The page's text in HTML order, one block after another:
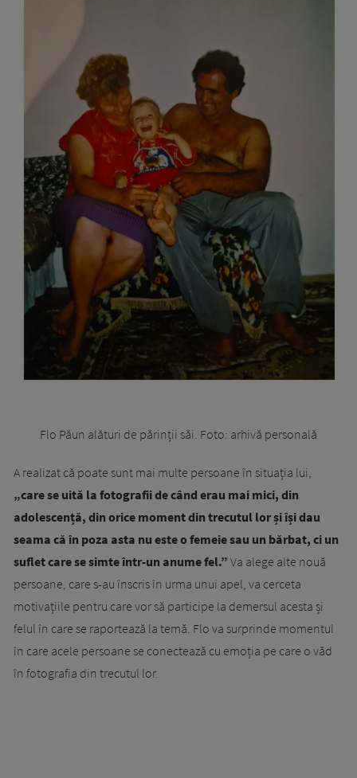
Flo Păun alături de părinții săi. Foto: arhivă personală
A realizat că poate sunt mai multe persoane în situația lui,
„care se uită la fotografii de când erau mai mici, din
adolescență, din orice moment din trecutul lor și își dau
seama că în poza asta nu este o femeie sau un bărbat, ci un
suflet care se simte într-un anume fel.” Va alege alte nouă
persoane, care s-au înscris în urma unui apel, va cerceta
motivațiile pentru care vor să participe la demersul acesta și
felul în care se raportează la temă. Flo va surprinde momentul
în care acele persoane se conectează cu emoția pe care o văd
în fotografia din trecutul lor.